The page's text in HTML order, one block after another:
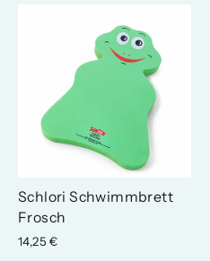
Schlori Schwimmbrett
Frosch
14,25 €